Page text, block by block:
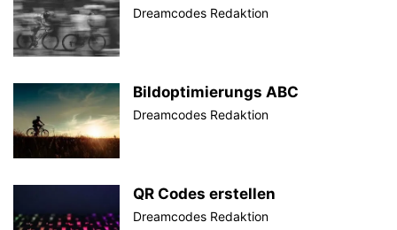
Dreamcodes Redaktion
Bildoptimierungs ABC
Dreamcodes Redaktion
QR Codes erstellen
Dreamcodes Redaktion